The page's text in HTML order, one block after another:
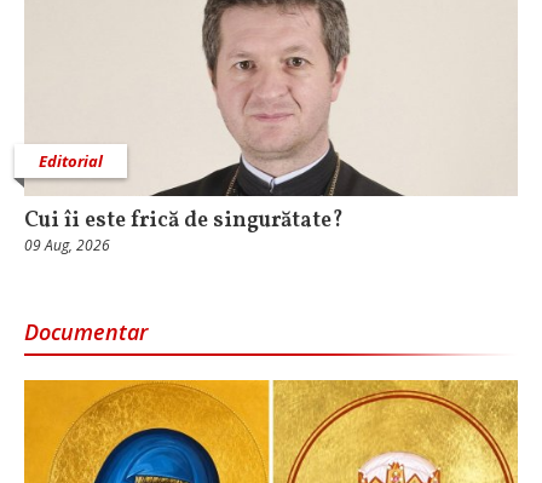
Editorial
Cui îi este frică de singurătate?
09 Aug, 2026
Documentar